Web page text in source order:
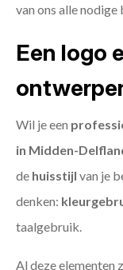
van ons alle nodige
Een logo
Wil je een
in Midden-
de huisstijl van je
denken:
taalgebruik.
Al deze elementen